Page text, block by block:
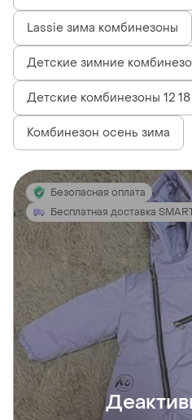
Lassie зима комбинезоны
Детские зимние
Детские комбинезоны 12
Комбинезон осень зима
Безопасная оплата
Бесплатная доставка